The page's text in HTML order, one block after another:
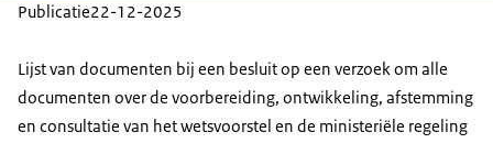
Publicatie22-12-2025
Lijst van documenten bij een besluit op een verzoek om alle
documenten over de voorbereiding, ontwikkeling, afstemming
en consultatie van het wetsvoorstel en de ministeriële regeling